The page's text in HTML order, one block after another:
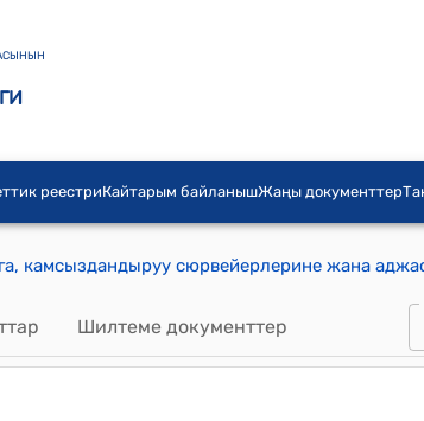
реестриКайтарым байланышЖаңы документтер
Шилтеме документтер